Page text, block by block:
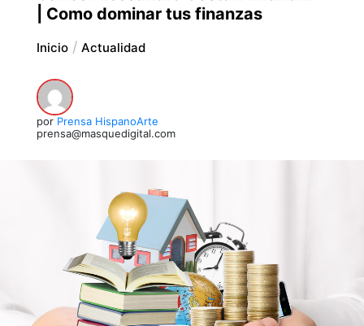
| Como dominar tus finanzas
Inicio Actualidad
por Prensa HispanoArte
prensa@masquedigital.com